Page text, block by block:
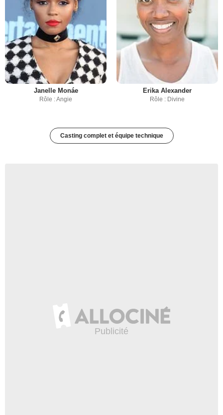
Janelle Monáe
Rôle : Angie
Erika Alexander
Rôle : Divine
Casting complet et équipe technique